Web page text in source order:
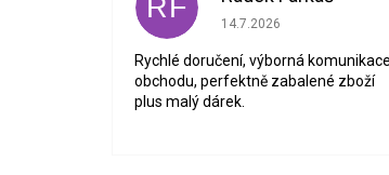
RF Hodnocení obchodu je 5
14.7.2026
Rychlé doručení, výborná komunikace
obchodu, perfektně zabalené zboží
plus malý dárek.